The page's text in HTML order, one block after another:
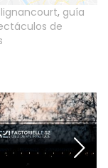
, guía
de